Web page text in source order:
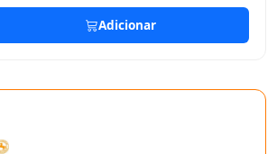
Adicionar